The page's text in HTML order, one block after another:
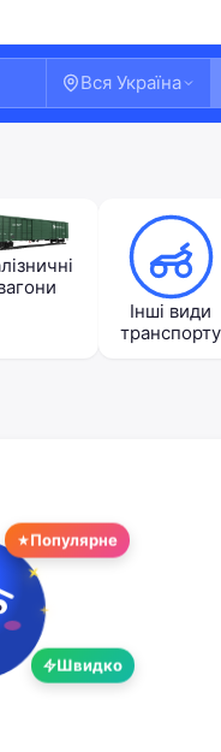
Вся Україна
Інші види
транспорту
Популярне
Швидко
акаунт
Реєстрація